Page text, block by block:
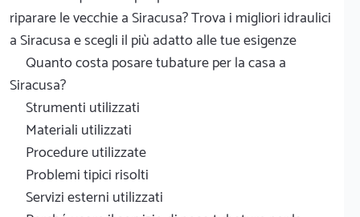
riparare le vecchie a Siracusa? Trova i migliori idraulici
a Siracusa e scegli il più adatto alle tue esigenze
Quanto costa posare tubature per la casa a
Siracusa?
Strumenti utilizzati
Materiali utilizzati
Procedure utilizzate
Problemi tipici risolti
Servizi esterni utilizzati